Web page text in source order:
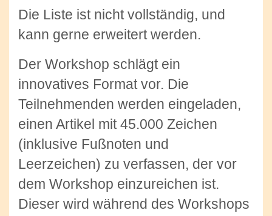
Die Liste ist nicht vollständig, und
kann gerne erweitert werden.
Der Workshop schlägt ein
innovatives Format vor. Die
Teilnehmenden werden eingeladen,
einen Artikel mit 45.000 Zeichen
(inklusive Fußnoten und
Leerzeichen) zu verfassen, der vor
dem Workshop einzureichen ist.
Dieser wird während des Workshops